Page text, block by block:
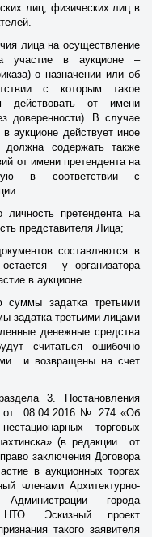
лиц, физических лиц в
лица на осуществление
участие в аукционе –
о назначении или об
с которым такое
действовать от имени
доверенности). В случае
аукционе действует иное
содержать также
от имени претендента на
в соответствии с
претендента на
представителя Лица;
составляются в
у организатора
в аукционе.
суммы задатка третьими
задатка третьими лицами
денежные средства
считаться ошибочно
и возвращены на счет
3. Постановления
от 08.04.2016 № 274 «Об
торговых
(в редакции от
заключения Договора
в аукционных торгах
членами Архитектурно-
города
НТО. Эскизный проект
такого заявителя